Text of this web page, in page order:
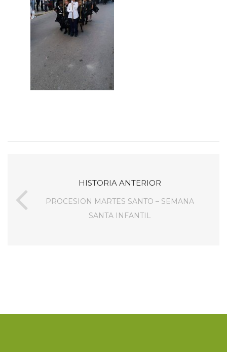
HISTORIA ANTERIOR
PROCESION MARTES SANTO – SEMANA
SANTA INFANTIL